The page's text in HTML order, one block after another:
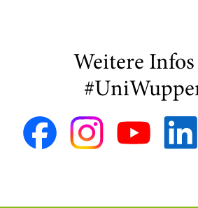
Weitere